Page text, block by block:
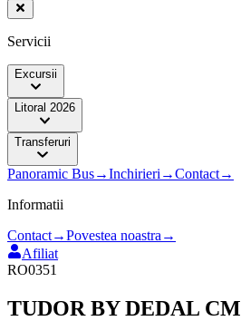
Servicii
Excursii
Litoral 2026
Transferuri
Panoramic Bus→Inchirieri →Contact→
Informatii
Contact→Povestea noastra →
Afiliat
RO0351
TUDOR BY DEDAL CM